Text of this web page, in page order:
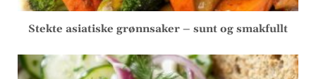
Stekte asiatiske grønnsaker – sunt og smakfullt